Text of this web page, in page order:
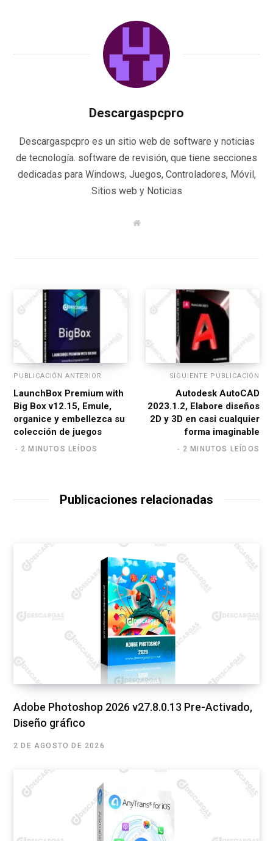
Descargaspcpro
Descargaspcpro es un sitio web de software y noticias
de tecnología. software de revisión, que tiene secciones
dedicadas para Windows, Juegos, Controladores, Móvil,
Sitios web y Noticias
W
PUBLICACIÓN ANTERIOR
LaunchBox Premium with
Big Box v12.15, Emule,
organice y embellezca su
colección de juegos
2 MINUTOS LEÍDOS
SIGUIENTE PUBLICACIÓN
Autodesk AutoCAD
2023.1.2, Elabore diseños
2D y 3D en casi cualquier
forma imaginable
2 MINUTOS LEÍDOS
Publicaciones relacionadas
Adobe Photoshop 2026 v27.8.0.13 Pre-Activado,
Diseño gráfico
2 DE AGOSTO DE 2026